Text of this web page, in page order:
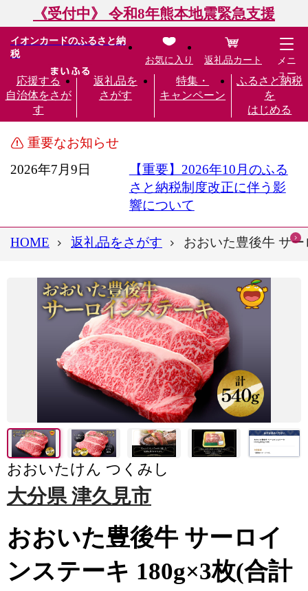
《受付中》 令和8年熊本地震緊急支援
イオンカードのふるさと納
税
応援する
自治体をさが
す
返礼品を
さがす
特集・
キャンペーン
ふるさと納税
を
はじめる
お気に入り 返礼品カート
メニ
ュー
重要なお知らせ
2026年7月9日
【重要】2026年10月のふる
さと納税制度改正に伴う影
響について
HOME 返礼品をさがす おおいた豊後牛 サ
おおいたけん つくみし
大分県 津久見市
おおいた豊後牛 サーロイ
ンステーキ 180g×3枚(合計